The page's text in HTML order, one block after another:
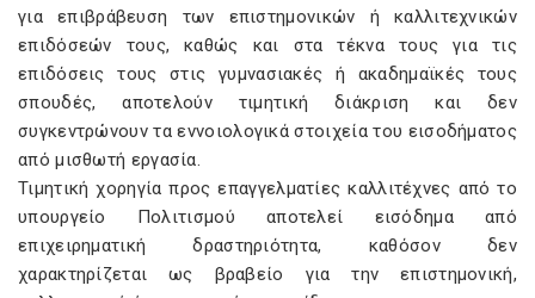
για επιβράβευση των επιστημονικών ή καλλιτεχνικών
επιδόσεών τους, καθώς και στα τέκνα τους για τις
επιδόσεις τους στις γυμνασιακές ή ακαδημαϊκές τους
σπουδές, αποτελούν τιμητική διάκριση και δεν
συγκεντρώνουν τα εννοιολογικά στοιχεία του εισοδήματος
από μισθωτή εργασία.
Τιμητική χορηγία προς επαγγελματίες καλλιτέχνες από το
υπουργείο Πολιτισμού αποτελεί εισόδημα από
επιχειρηματική δραστηριότητα, καθόσον δεν
χαρακτηρίζεται ως βραβείο για την επιστημονική,